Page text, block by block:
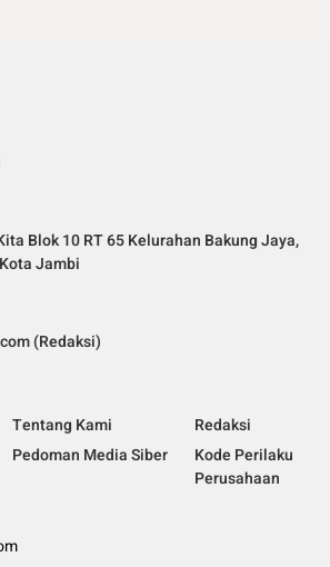
Blok 10 RT 65 Kelurahan Bakung Jaya,
Jambi
(Redaksi)
Tentang Kami
Redaksi
Pedoman Media Siber
Kode Perilaku
Perusahaan